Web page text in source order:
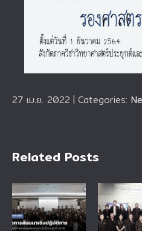
27 เม.ย. 2022 | Categories:
Related Posts